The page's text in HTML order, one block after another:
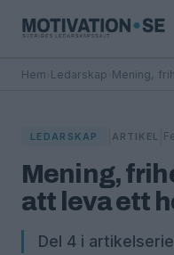
Hem Ledarskap Mening,
LEDARSKAP ARTIKEL
Mening,
att leva ett
Del 4 i